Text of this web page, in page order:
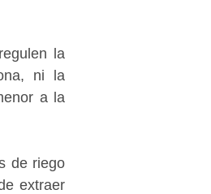
la
ni la
a la
de riego
extraer